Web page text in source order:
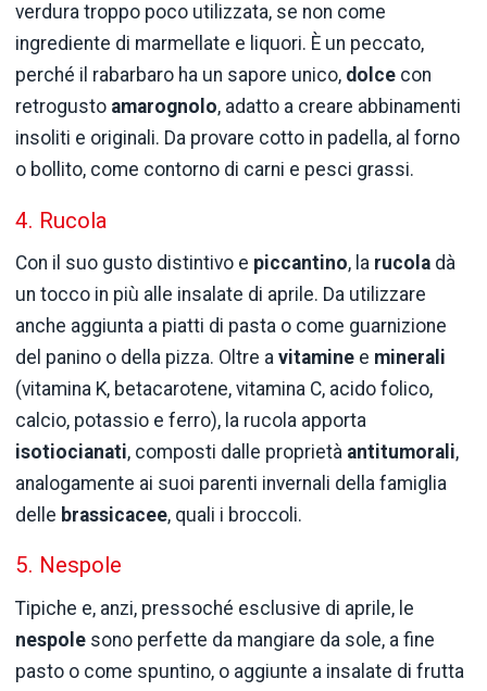
verdura troppo poco utilizzata, se non come
ingrediente di marmellate e liquori. È un peccato,
perché il rabarbaro ha un sapore unico, dolce con
retrogusto amarognolo, adatto a creare abbinamenti
insoliti e originali. Da provare cotto in padella, al forno
o bollito, come contorno di carni e pesci grassi.
4. Rucola
Con il suo gusto distintivo e piccantino, la rucola dà
un tocco in più alle insalate di aprile. Da utilizzare
anche aggiunta a piatti di pasta o come guarnizione
del panino o della pizza. Oltre a vitamine e minerali
(vitamina K, betacarotene, vitamina C, acido folico,
calcio, potassio e ferro), la rucola apporta
isotiocianati, composti dalle proprietà antitumorali,
analogamente ai suoi parenti invernali della famiglia
delle brassicacee, quali i broccoli.
5. Nespole
Tipiche e, anzi, pressoché esclusive di aprile, le
nespole sono perfette da mangiare da sole, a fine
pasto o come spuntino, o aggiunte a insalate di frutta